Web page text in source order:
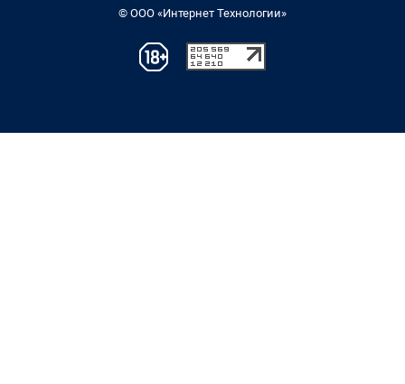
© ООО «Интернет Технологии»